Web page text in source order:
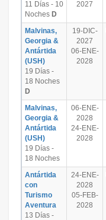
11 Días - 10
Noches D
2027
Malvinas,
Georgia &
Antártida
(USH)
19 Días -
18 Noches
D
19-DIC-
2027
06-ENE-
2028
Malvinas,
Georgia &
Antártida
(USH)
19 Días -
18 Noches
06-ENE-
2028
24-ENE-
2028
Antártida
con
Turismo
Aventura
13 Días -
24-ENE-
2028
05-FEB-
2028